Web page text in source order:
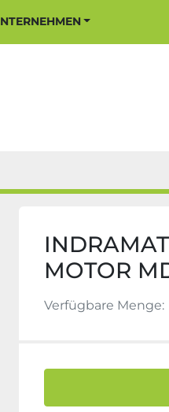
UNTERNEHMEN
MOTOR
Verfügbare Menge: